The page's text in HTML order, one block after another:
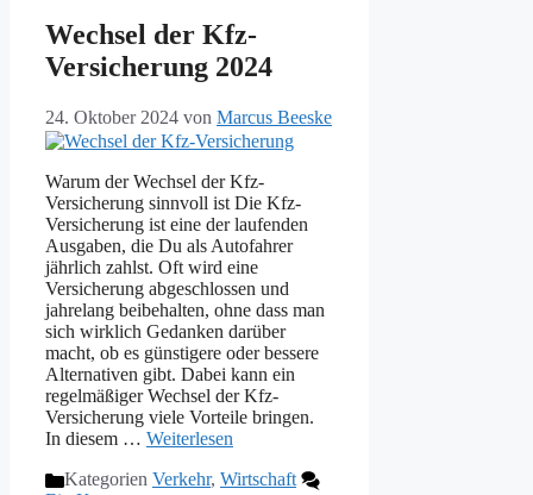
Wechsel der Kfz-
Versicherung 2024
24. Oktober 2024 von Marcus Beeske
Warum der Wechsel der Kfz-
Versicherung sinnvoll ist Die Kfz-
Versicherung ist eine der laufenden
Ausgaben, die Du als Autofahrer
jährlich zahlst. Oft wird eine
Versicherung abgeschlossen und
jahrelang beibehalten, ohne dass man
sich wirklich Gedanken darüber
macht, ob es günstigere oder bessere
Alternativen gibt. Dabei kann ein
regelmäßiger Wechsel der Kfz-
Versicherung viele Vorteile bringen.
In diesem … Weiterlesen
Kategorien Verkehr, Wirtschaft